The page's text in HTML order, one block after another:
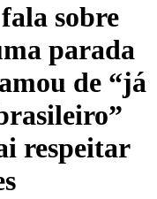
sobre
parada
de “já
respeitar